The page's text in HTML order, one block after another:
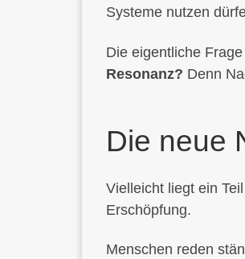
Systeme nutzen
Die eigentliche
Resonanz? Denn
Die neue
Vielleicht liegt ein
Erschöpfung.
Menschen reden